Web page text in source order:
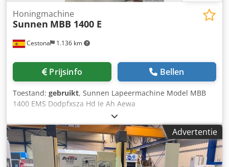
Cestona 1.136 km
Honingmachine
Sunnen MBB 1400 E
Prijsinfo Bellen
Toestand: gebruikt, Sunnen Lapeermachine Model MBB
1400 EMS Dodpfxsza Hd Ie Ah Aewa
Advertentie